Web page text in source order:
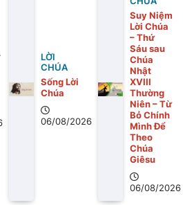
LỜI
CHÚA
Sống Lời
Chúa
06/08/2026
Suy Niệm
Lời Chúa
– Thứ
Sáu sau
Chúa
Nhật
XVIII
Thường
Niên – Từ
Bỏ Chính
Mình Để
Theo
Chúa
Giêsu
06/08/2026